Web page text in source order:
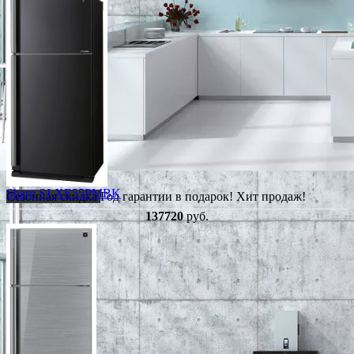
Сезонная скидкаГод гарантии в подарок!Хит продаж!
Sharp SJ-XE55PMBK
137720руб.